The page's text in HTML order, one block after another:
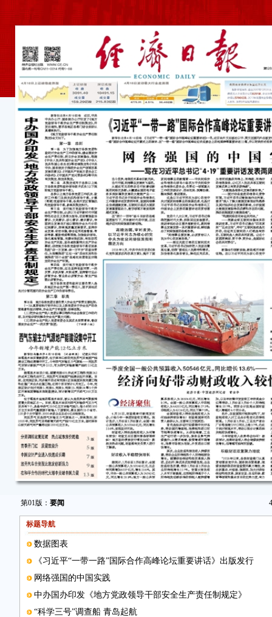
第01版： 要闻 4
标题导航
数据图表
《习近平“一带一路”国际合作高峰论坛重要讲话》出版发行
网络强国的中国实践
中办国办印发《地方党政领导干部安全生产责任制规定》
“科学三号”调查船 青岛起航